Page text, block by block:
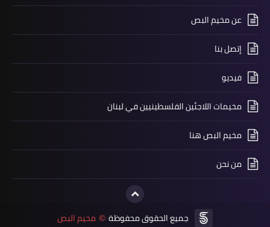
وفد ملتقى الجمعيات الأهلية في صور
ومنطقتها زار المسؤول التنظيمي لحركة
امل في اقليم جبل عامل مهنئا بحلول
شهر رمضان المبارك
زيارات ميدانية لفوج المتطوعين جمعية
عن مخيم البص
إتصل بنا
فيديو
مخيمات اللاجئين الفلسطينيين في لبنان
مخيم البص هنا
من نحن
جميع الحقوق محفوظة © مخيم البص